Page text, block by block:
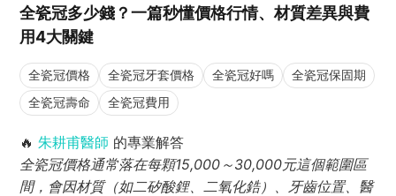
全瓷冠多少錢？一篇秒懂價格行情、材質差異與費
用4大關鍵
全瓷冠價格 全瓷冠牙套價格 全瓷冠好嗎
全瓷冠保固期
全瓷冠壽命
全瓷冠費用
🔥朱耕甫醫師 的專業解答
全瓷冠價格通常落在每顆15,000～30,000元這個範圍區
間，會因材質（如二矽酸鋰、二氧化鋯）、牙齒位置、醫